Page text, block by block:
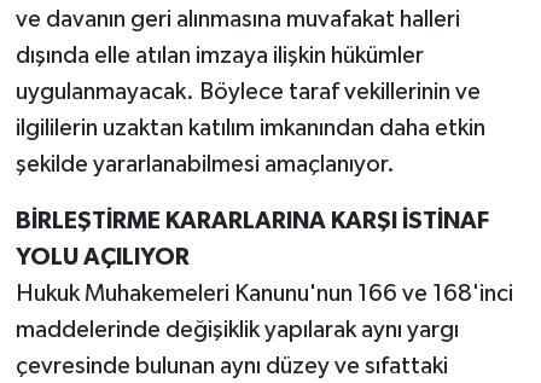
ve davanın geri alınmasına muvafakat halleri
dışında elle atılan imzaya ilişkin hükümler
uygulanmayacak. Böylece taraf vekillerinin ve
ilgililerin uzaktan katılım imkanından daha etkin
şekilde yararlanabilmesi amaçlanıyor.
BİRLEŞTİRME KARARLARINA KARŞI İSTİNAF
YOLU AÇILIYOR
Hukuk Muhakemeleri Kanunu'nun 166 ve 168'inci
maddelerinde değişiklik yapılarak aynı yargı
çevresinde bulunan aynı düzey ve sıfattaki